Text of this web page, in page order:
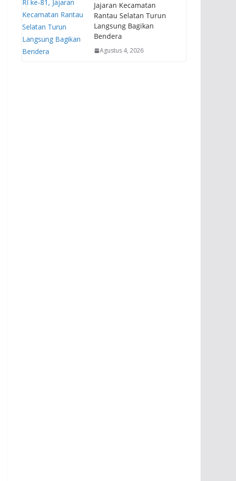
Jajaran Kecamatan
Rantau Selatan Turun
Langsung Bagikan
Bendera
Agustus 4, 2026